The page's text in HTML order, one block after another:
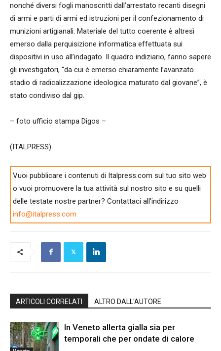
nonché diversi fogli manoscritti dall’arrestato recanti disegni
di armi e parti di armi ed istruzioni per il confezionamento di
munizioni artigianali. Materiale del tutto coerente è altresì
emerso dalla perquisizione informatica effettuata sui
dispositivi in uso all’indagato. Il quadro indiziario, fanno sapere
gli investigatori, “da cui è emerso chiaramente l’avanzato
stadio di radicalizzazione ideologica maturato dal giovane”, è
stato condiviso dal gip.
– foto ufficio stampa Digos –
(ITALPRESS).
Vuoi pubblicare i contenuti di Italpress.com sul tuo sito web
o vuoi promuovere la tua attività sul nostro sito e su quelli
delle testate nostre partner? Contattaci all'indirizzo
info@italpress.com
ARTICOLI CORRELATI ALTRO DALL'AUTORE
In Veneto allerta gialla sia per
temporali che per ondate di calore